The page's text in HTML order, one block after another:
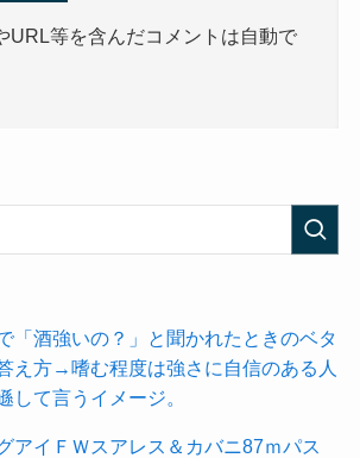
URL等を含んだコメントは自動で
「酒強いの？」と聞かれたときのベタ
え方→嗜む程度は強さに自信のある人
して言うイメージ。
アイＦＷスアレス＆カバニ87ｍパス